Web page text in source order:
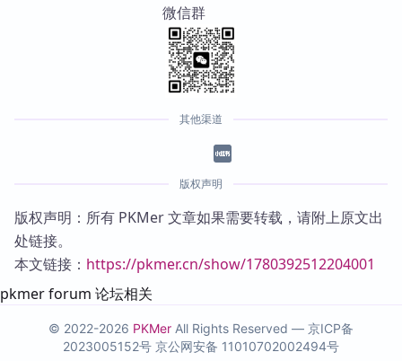
微信群
其他渠道
版权声明
版权声明：所有 PKMer 文章如果需要转载，请附上原文出
处链接。
本文链接： https://pkmer.cn/show/1780392512204001
pkmer forum 论坛相关
© 2022-2026 PKMer All Rights Reserved — 京ICP备
2023005152号 京公网安备 11010702002494号